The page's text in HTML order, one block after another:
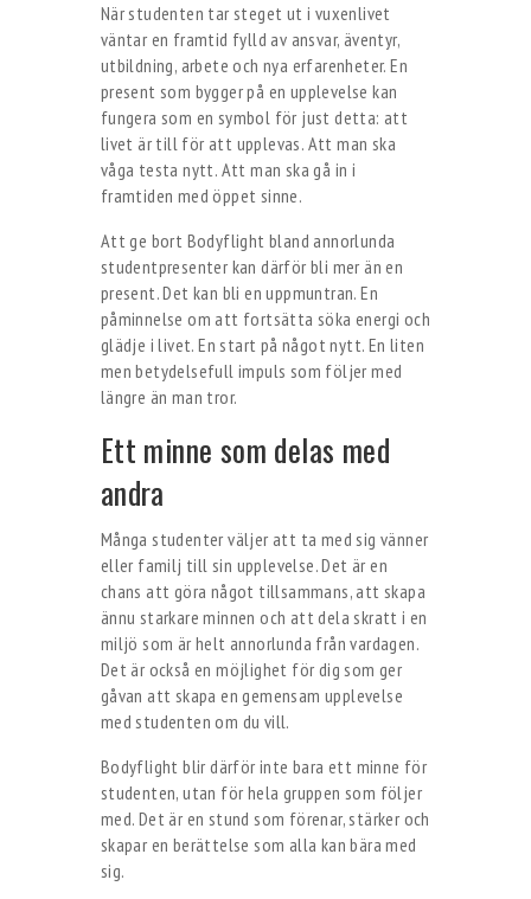
När studenten tar steget ut i vuxenlivet
väntar en framtid fylld av ansvar, äventyr,
utbildning, arbete och nya erfarenheter. En
present som bygger på en upplevelse kan
fungera som en symbol för just detta: att
livet är till för att upplevas. Att man ska
våga testa nytt. Att man ska gå in i
framtiden med öppet sinne.
Att ge bort Bodyflight bland annorlunda
studentpresenter kan därför bli mer än en
present. Det kan bli en uppmuntran. En
påminnelse om att fortsätta söka energi och
glädje i livet. En start på något nytt. En liten
men betydelsefull impuls som följer med
längre än man tror.
Ett minne som delas med
andra
Många studenter väljer att ta med sig vänner
eller familj till sin upplevelse. Det är en
chans att göra något tillsammans, att skapa
ännu starkare minnen och att dela skratt i en
miljö som är helt annorlunda från vardagen.
Det är också en möjlighet för dig som ger
gåvan att skapa en gemensam upplevelse
med studenten om du vill.
Bodyflight blir därför inte bara ett minne för
studenten, utan för hela gruppen som följer
med. Det är en stund som förenar, stärker och
skapar en berättelse som alla kan bära med
sig.